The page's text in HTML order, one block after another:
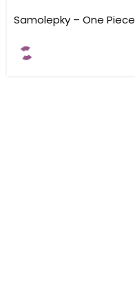
Samolepky – One Piece